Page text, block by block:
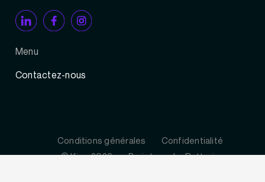
Menu
Contactez-nous
Conditions générales
Confidentialité
© Kioz 2026
Projets
La Batterie